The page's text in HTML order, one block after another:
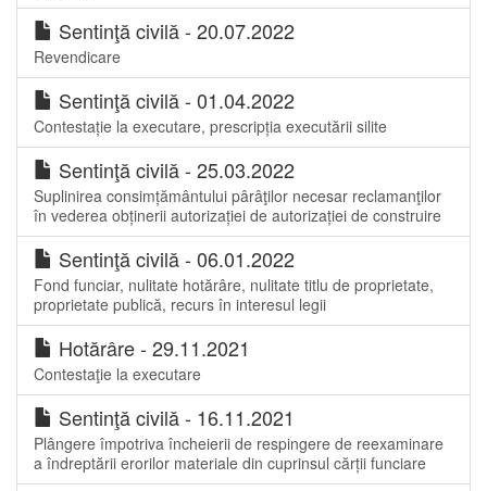
Sentinţă civilă - 20.07.2022
Revendicare
Sentinţă civilă - 01.04.2022
Contestație la executare, prescripția executării silite
Sentinţă civilă - 25.03.2022
Suplinirea consimțământului pârâţilor necesar reclamanţilor
în vederea obținerii autorizației de autorizației de construire
Sentinţă civilă - 06.01.2022
Fond funciar, nulitate hotărâre, nulitate titlu de proprietate,
proprietate publică, recurs în interesul legii
Hotărâre - 29.11.2021
Contestaţie la executare
Sentinţă civilă - 16.11.2021
Plângere împotriva încheierii de respingere de reexaminare
a îndreptării erorilor materiale din cuprinsul cărții funciare